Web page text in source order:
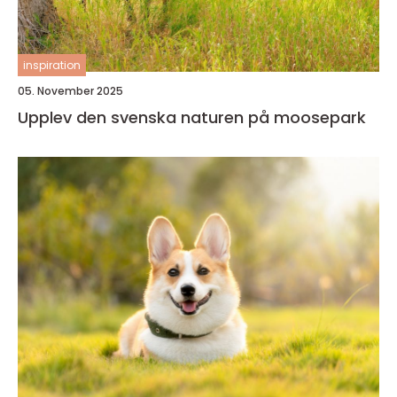
inspiration
05. November 2025
Upplev den svenska naturen på moosepark